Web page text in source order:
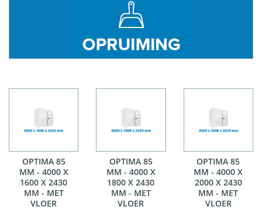
OPTIMA 85
MM - 4000 X
1600 X 2430
MM - MET
VLOER
OPTIMA 85
MM - 4000 X
1800 X 2430
MM - MET
VLOER
OPTIMA 85
MM - 4000 X
2000 X 2430
MM - MET
VLOER